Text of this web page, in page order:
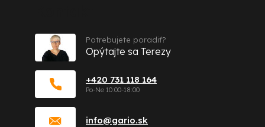
info@gario.sk
+420 731 118 164
Potrebujete poradiť?
Opýtajte sa Terezy